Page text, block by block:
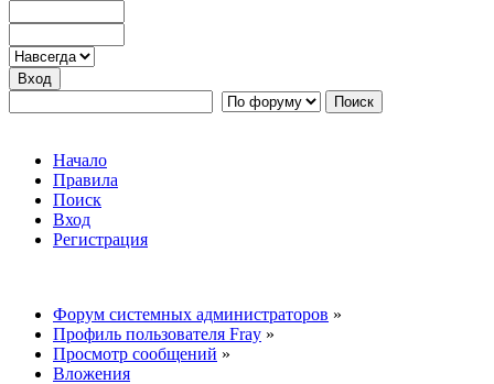
Начало
Правила
Поиск
Вход
Регистрация
Форум системных администраторов »
Профиль пользователя Fray »
Просмотр сообщений »
Вложения